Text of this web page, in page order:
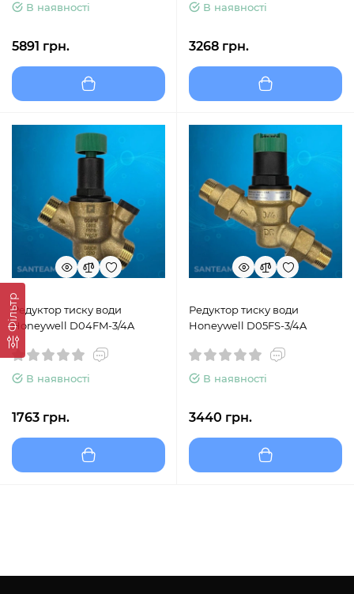
Фільтр
В наявності
5891 грн.
В наявності
3268 грн.
Редуктор тиску води
Honeywell D04FM-3/4A
В наявності
1763 грн.
Редуктор тиску води
Honeywell D05FS-3/4A
В наявності
3440 грн.